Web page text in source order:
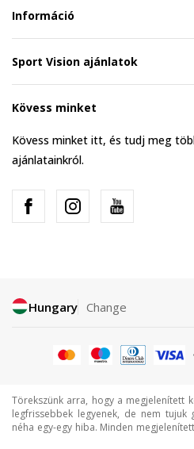
Információ
Sport Vision ajánlatok
Kövess minket
Kövess minket itt, és tudj meg
ajánlatainkról.
Hungary Change
Törekszünk arra, hogy a megjelenített
legfrissebbek legyenek, de nem tujuk
néha egy-egy hiba. Minden